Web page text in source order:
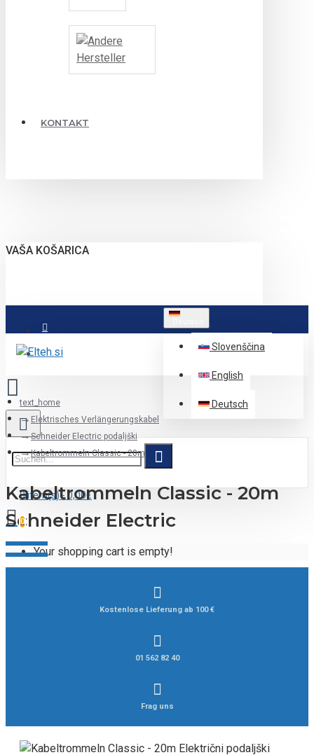
KONTAKT
VAŠA KOŠARICA
Slovenščina
English
Deutsch
0 item(s) - 0,00€
0
Your shopping cart is empty!
text_home
Elektrisches Verlängerungskabel
Schneider Electric podaljški
Kabeltrommeln Classic - 20m
Kabeltrommeln Classic - 20m
Schneider Electric
Kostenlose Lieferung ab 100 €
01 562 82 40
Frag uns